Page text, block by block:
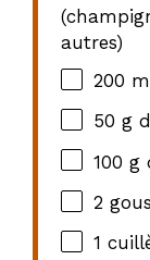
autres)
200
50 g
100 g
2
1